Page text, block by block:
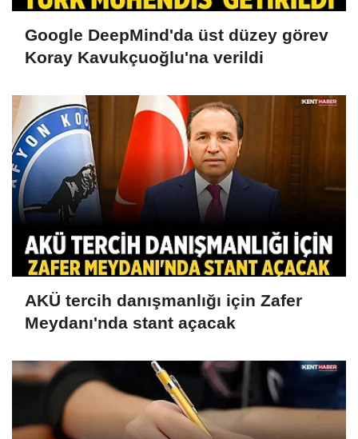
Google DeepMind'da üst düzey görev
Koray Kavukçuoğlu'na verildi
AKÜ tercih danışmanlığı için Zafer
Meydanı'nda stant açacak